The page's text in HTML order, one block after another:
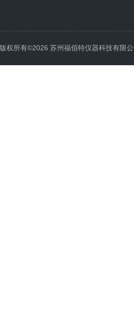
版权所有©2026 苏州福佰特仪器科技有限